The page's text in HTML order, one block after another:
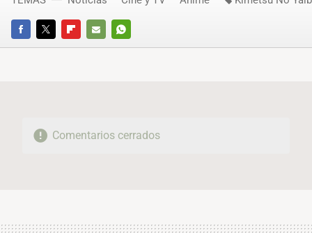
FACEBOOKTWITTERFLIPBOARD
E-
WHATSAPP
Comentarios cerrados